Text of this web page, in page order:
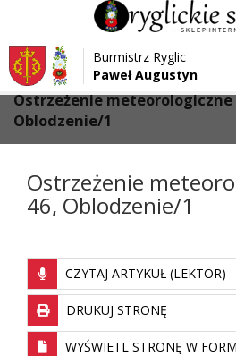
Przejdź do menu
Przejdź do głównej treści strony
Przejdź do stopki strony
Burmistrz Ryglic
Paweł Augustyn
Strona główna > Aktualności
Ostrzeżenie meteorologiczne
Oblodzenie/1
Ostrzeżenie
46, Oblodzenie/1
CZYTAJ ARTYKUŁ (LEKTOR)
DRUKUJ STRONĘ
WYŚWIETL STRONĘ W